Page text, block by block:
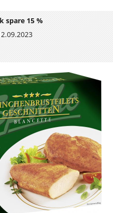
spare 15 %